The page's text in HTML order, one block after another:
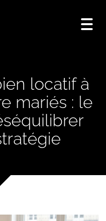
locatif à
mariés : le